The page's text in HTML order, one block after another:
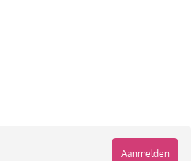
Aanmelden